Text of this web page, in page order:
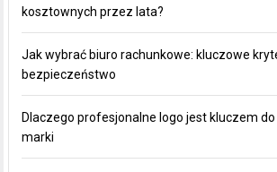
kosztownych przez lata?
Jak wybrać biuro rachunkowe: kluczowe
bezpieczeństwo
Dlaczego profesjonalne logo jest kluczem
marki